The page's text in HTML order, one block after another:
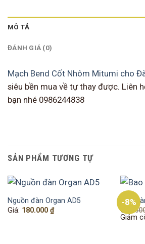
MÔ TẢ
ĐÁNH GIÁ (0)
Mạch Bend Cốt Nhôm Mitumi cho
siêu bền mua về tự thay được. Liên
bạn nhé 0986244838
SẢN PHẨM TƯƠNG TỰ
Nguồn đàn Organ AD5
Giá: 180.000 ₫
-8%
Bao
Giá:
Giảm